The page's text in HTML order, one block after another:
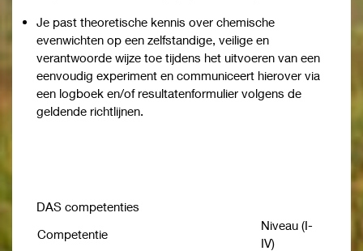
Je past theoretische kennis over chemische
evenwichten op een zelfstandige, veilige en
verantwoorde wijze toe tijdens het uitvoeren van een
eenvoudig experiment en communiceert hierover via
een logboek en/of resultatenformulier volgens de
geldende richtlijnen.
DAS competenties
Competentie
Niveau (I-
IV)